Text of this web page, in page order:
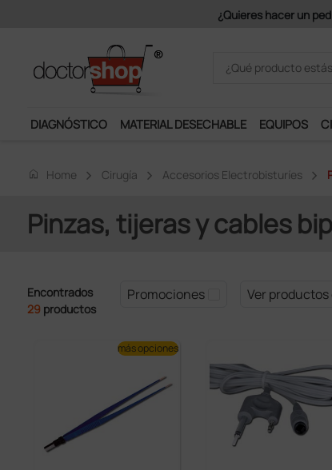
DIAGNÓSTICO MATERIAL DESECHABLE EQUIPOS
home Home Cirugía Accesorios Electrobisturíes
Pinzas, tijeras y cables
Encontrados
29 productos
Promociones Ver
más opciones